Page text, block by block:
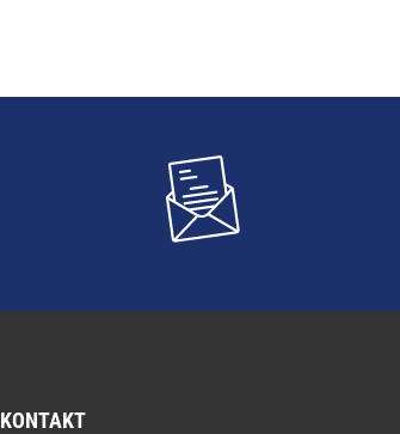
KONTAKT